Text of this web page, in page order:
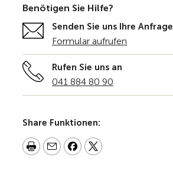
Benötigen Sie Hilfe?
Senden Sie uns Ihre Anfrage
Formular aufrufen
Rufen Sie uns an
041 884 80 90
Share Funktionen: